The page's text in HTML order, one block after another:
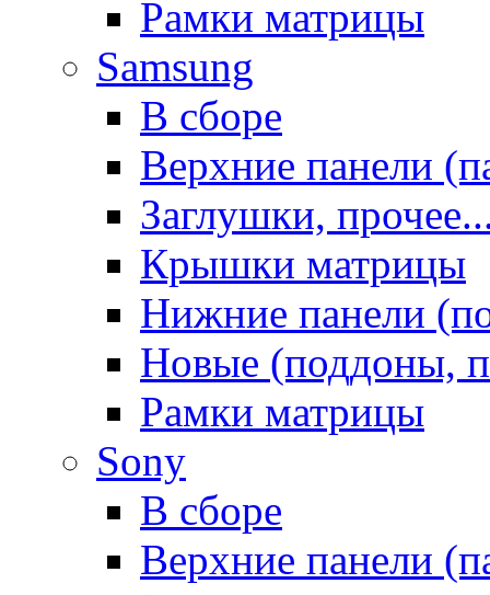
Рамки матрицы
Samsung
В сборе
Верхние панели
Заглушки,
Крышки матрицы
Нижние панели
Новые (поддоны,
Рамки матрицы
Sony
В сборе
Верхние панели